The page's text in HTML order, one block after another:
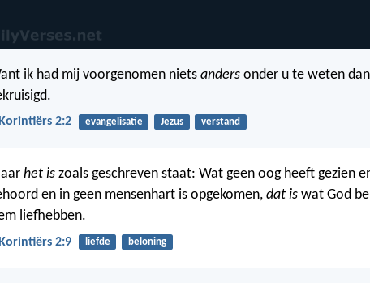
ik had mij voorgenomen niets anders onder u te weten
2:2 evangelisatie Jezus verstand
het is zoals geschreven staat: Wat geen oog heeft gezien
en in geen mensenhart is opgekomen, dat is wat God
liefhebben.
2:9 liefde beloning